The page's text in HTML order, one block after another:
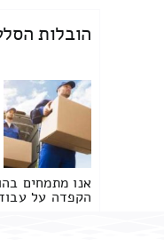
הובלות
אנו מתמחים
הקפדה על